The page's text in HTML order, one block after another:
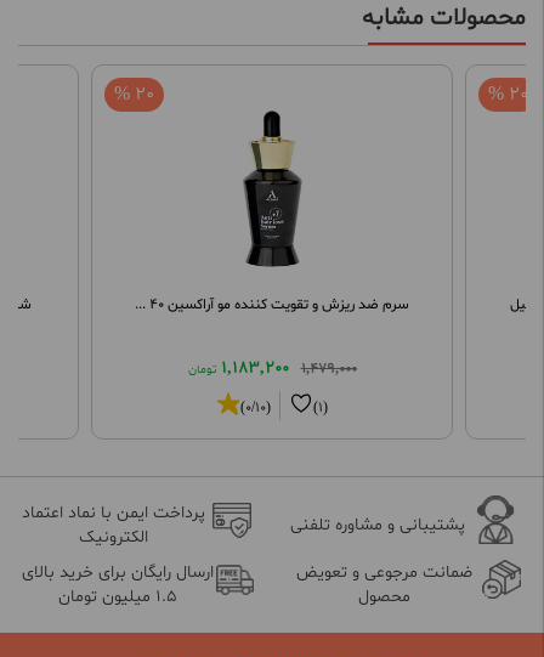
محصولات مشابه
سرم ضد ریزش و تقویت کننده مو آراکسین 40 ...
1,479,000
1,183,200 تومان
20 %
(1)
(0/10)
20 %
پشتیبانی و مشاوره تلفنی
پرداخت ایمن با نماد اعتماد
الکترونیک
ضمانت مرجوعی و تعویض
محصول
ارسال رایگان برای خرید بالای
1.5 میلیون تومان